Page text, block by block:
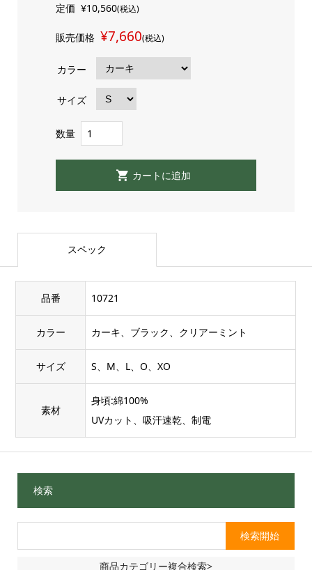
定価 ¥10,560(税込)
販売価格 ¥7,660(税込)
カラー
サイズ
数量
スペック
品番 10721
カラー カーキ、ブラック、クリアーミント
サイズ S、M、L、O、XO
素材
身頃:綿100%
UVカット、吸汗速乾、制電
検索
商品カテゴリー複合検索>